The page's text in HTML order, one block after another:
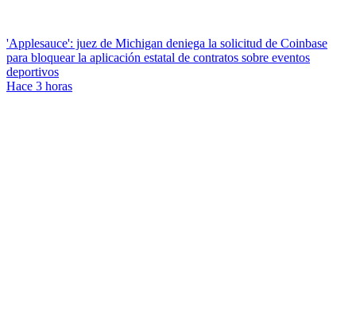
'Applesauce': juez de Michigan deniega la solicitud de Coinbase
para bloquear la aplicación estatal de contratos sobre eventos
deportivos
Hace 3 horas